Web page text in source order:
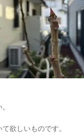
欲しいものです。